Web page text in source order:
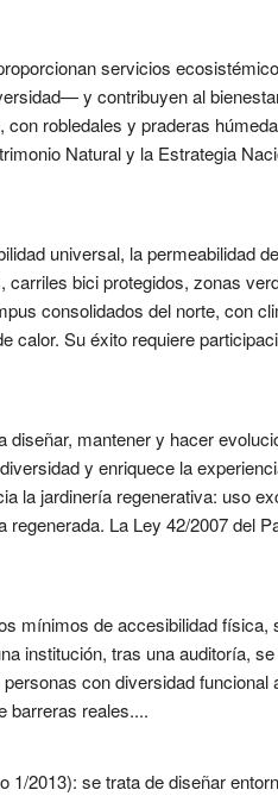
servicios
y contribuyen al
robledales y praderas
Natural y la Estrategia
universal, la permeabilidad
carriles bici protegidos, zonas
consolidados del norte, con
calor. Su éxito requiere
mantener y hacer
y enriquece la
la jardinería regenerativa: uso
La Ley 42/2007 del
mínimos de accesibilidad física,
institución, tras una auditoría,
con diversidad funcional
barreras reales....
1/2013): se trata de diseñar